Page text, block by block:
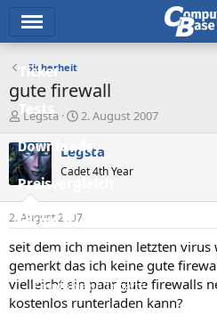
Ticker
Tests
Downloads
Preisvergleich
Forum
Aktuelles
Empfohlene Inhalte
Sicherheit
gute firewall
E
s
t
e
l
e
r
Legsta
E
s
t
e
l
t
a
m
2. August 2007
Legsta
Cadet 4th Year
2. August 2007
seit dem ich meinen letzten
gemerkt das ich keine gute
vielleicht ein paar gute firewalls
kostenlos runterladen kann?